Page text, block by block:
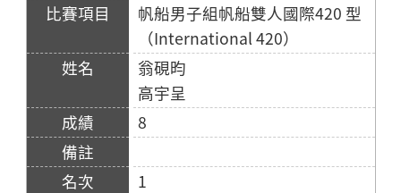
帆船男子組帆船雙人國際420 型
（International 420）
翁硯昀
高宇呈
8
1